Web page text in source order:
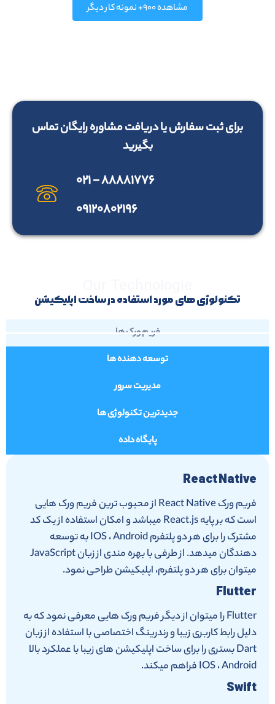
مشاهده ۹۰۰+ نمونه کار دیگر
برای ثبت سفارش یا دریافت مشاوره رایگان تماس
بگیرید
۸۸۸۸۱۷۷۶ - ۰۲۱
۰۹۱۲۰۸۰۲۱۹۶
تکنولوژی های مورد استفاده در ساخت اپلیکیشن
فریم ورک ها
توسعه دهنده ها
مدیریت سرور
جدیدترین تکنولوژی ها
پایگاه داده
React Native
فریم ورک React Native از محبوب ترین فریم ورک هایی
است که بر پایه React.js میباشد و امکان استفاده از یک کد
مشترک را برای هر دو پلتفرم IOS ، Android به توسعه
دهندگان میدهد. از طرفی با بهره مندی از زبان JavaScript
میتوان برای هر دو پلتفرم، اپلیکیشن طراحی نمود.
Flutter
Flutter را میتوان از دیگر فریم ورک هایی معرفی نمود که به
دلیل رابط کاربری زیبا و رندرینگ اختصاصی با استفاده از زبان
Dart بستری را برای ساخت اپلیکیشن های زیبا با عملکرد بالا
IOS ، Android فراهم میکند.
Swift